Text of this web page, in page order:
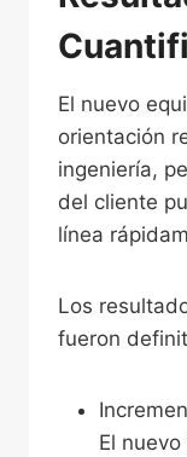
El nuevo
orientación
ingeniería,
del cliente
línea
Los
fueron
El